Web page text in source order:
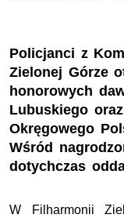
Policjanci z
Zielonej Górze
honorowych
Lubuskiego
Okręgowego
Wśród
dotychczas
W Filharmonii